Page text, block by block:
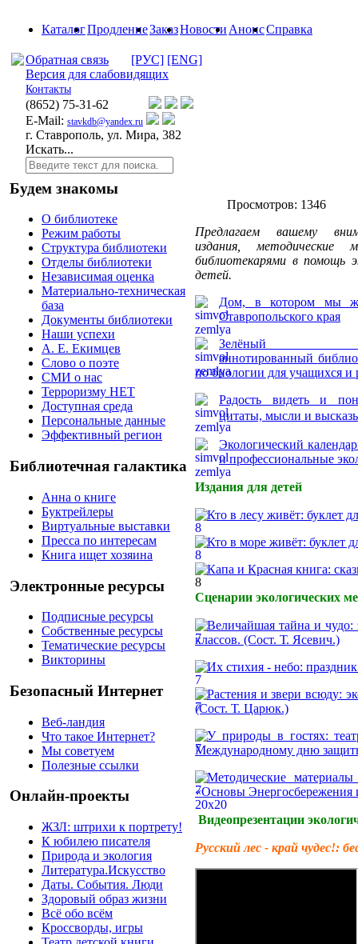
КаталогПродлениеЗаказНовости АнонсСправка
Обратная связь [РУС] [ENG]
Версия для слабовидящих
Контакты
(8652) 75-31-62
E-Mail: stavkdb@yandex.ru
г. Ставрополь, ул. Мира, 382
Искать...
Будем знакомы
О библиотеке
Режим работы
Структура библиотеки
Отделы библиотеки
Независимая оценка
Материально-техническая
база
Документы библиотеки
Наши успехи
А. Е. Екимцев
Слово о поэте
СМИ о нас
Терроризму НЕТ
Доступная среда
Персональные данные
Эффективный регион
Библиотечная галактика
Анна о книге
Буктрейлеры
Виртуальные выставки
Пресса по интересам
Книга ищет хозяина
Электронные ресурсы
Подписные ресурсы
Собственные ресурсы
Тематические ресурсы
Викторины
Безопасный Интернет
Веб-ландия
Что такое Интернет?
Мы советуем
Полезные ссылки
Онлайн-проекты
ЖЗЛ: штрихи к портрету!
К юбилею писателя
Природа и экология
Литература.Искусство
Даты. События. Люди
Здоровый образ жизни
Всё обо всём
Кроссворды, игры
Просмотров: 1346
Предлагаем вашему
издания, методические
библиотекарями в помощь
детей.
Дом, в котором мы
Ставропольского края
Зелёный
аннотированный
по биологии для учащихся и
Радость видеть и
цитаты, мысли и
Экологический
и профессиональные
Издания для детей
Кто в лесу живёт: буклет
Кто в море живёт: буклет
Капа и Красная книга:
Сценарии экологических
Величайшая тайна и чудо:
классов. (Сост. Т. Ясевич.)
Их стихия - небо:
Растения и звери всюду:
(Сост. Т. Царюк.)
У природы в гостях:
Международному дню
Методические
«Основы
Видеопрезентации
Русский лес - край чудес!: